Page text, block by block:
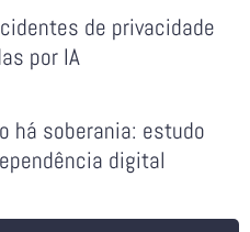
de privacidade
por IA
há soberania: estudo
digital